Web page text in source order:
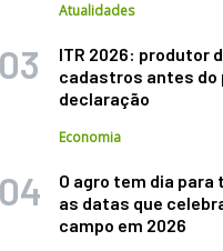
Atualidades
ITR 2026: produtor
cadastros antes do
declaração
Economia
O agro tem dia para
as datas que
campo em 2026